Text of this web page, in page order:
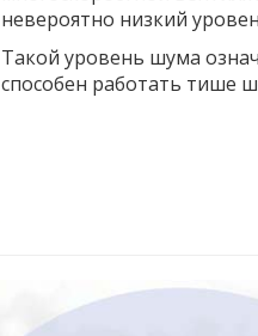
невероятно низкий
Такой уровень шума
способен работать тише